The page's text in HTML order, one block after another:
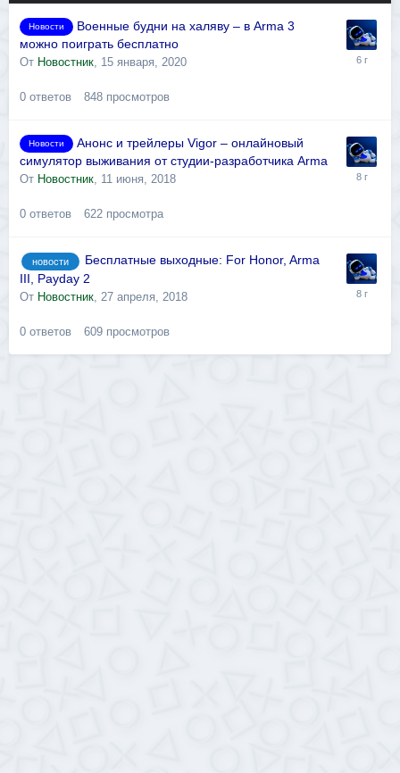
Новости
Военные будни на халяву – в Arma 3
можно поиграть бесплатно
От Новостник 15 января, 2020
0 ответов 848 просмотров
Новости
Анонс и трейлеры Vigor – онлайновый
симулятор выживания от студии-разработчика Arma
От Новостник, 11 июня, 2018
0 ответов 622 просмотра
новости
Бесплатные выходные: For Honor, Arma
III, Payday 2
От Новостник 27 апреля, 2018
0 ответов 609 просмотров